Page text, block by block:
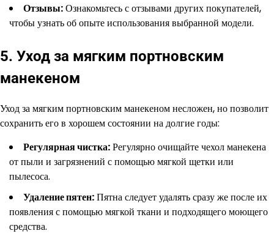
Отзывы:Ознакомьтесь с отзывами других покупателей,
чтобы узнать об опыте использования выбранной модели.
5. Уход за мягким портновским
манекеном
Уход за мягким портновским манекеном несложен, но позволит
сохранить его в хорошем состоянии на долгие годы:
Регулярная чистка:Регулярно очищайте чехол манекена
от пыли и загрязнений с помощью мягкой щетки или
пылесоса.
Удаление пятен:Пятна следует удалять сразу же после их
появления с помощью мягкой ткани и подходящего моющего
средства.